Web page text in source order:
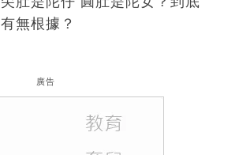
有無根據？
廣告